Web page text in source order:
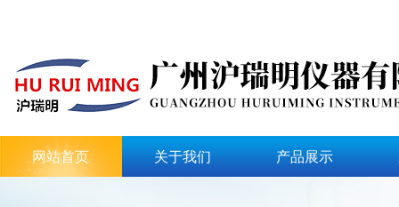
网站首页 关于我们 产品展示